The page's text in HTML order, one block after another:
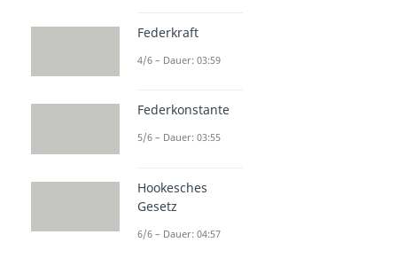
Federkraft
4/6 – Dauer: 03:59
Federkonstante
5/6 – Dauer: 03:55
Hookesches
Gesetz
6/6 – Dauer: 04:57